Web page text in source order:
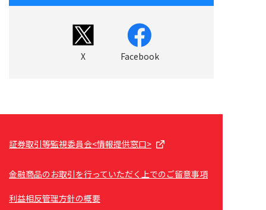
X Facebook
証券取引等監視委員会<情報提供窓口>
金融商品のお取引を行っていただく上でのご留意事項
利益相反管理方針の概要